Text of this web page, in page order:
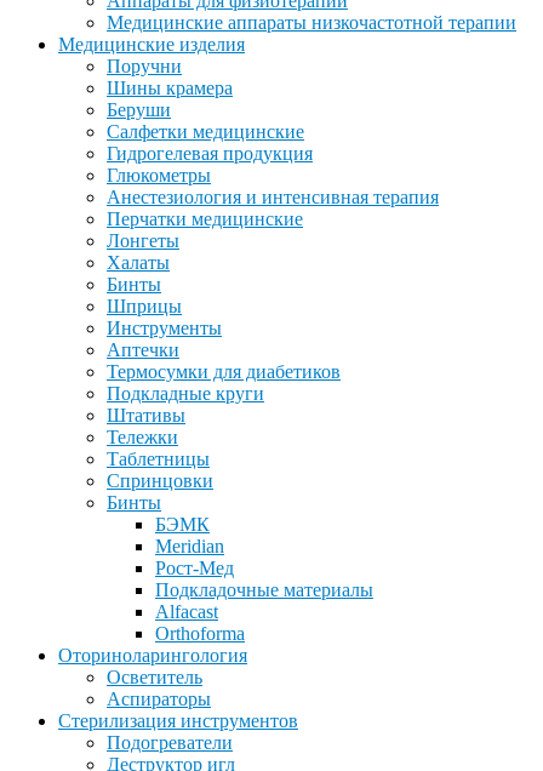
Медицинские аппараты низкочастотной терапии
Медицинские изделия
Поручни
Шины крамера
Беруши
Салфетки медицинские
Гидрогелевая продукция
Глюкометры
Анестезиология и интенсивная терапия
Перчатки медицинские
Лонгеты
Халаты
Бинты
Шприцы
Инструменты
Аптечки
Термосумки для диабетиков
Подкладные круги
Штативы
Тележки
Таблетницы
Спринцовки
Бинты
БЭМК
Meridian
Рост-Мед
Подкладочные материалы
Alfacast
Orthoforma
Оториноларингология
Осветитель
Аспираторы
Стерилизация инструментов
Подогреватели
Деструктор игл